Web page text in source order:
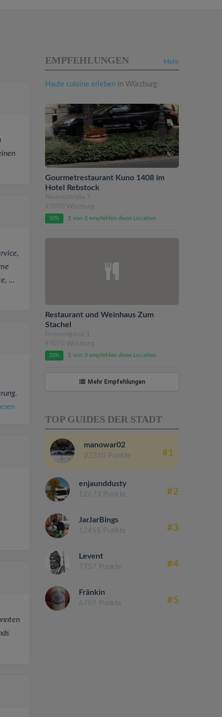
...
Mehr
EMPFEHLUNGEN
Haute cuisine erleben in Würzburg:
Gourmetrestaurant Kuno 1408 im
Hotel Rebstock
Neubaustraße 7
97070 Würzburg
50% 1 von 2 empfehlen diese Location
Restaurant und Weinhaus Zum
Stachel
Gressengasse 1
97070 Würzburg
33% 1 von 3 empfehlen diese Location
Mehr Empfehlungen
TOP GUIDES DER STADT
manowar02
22310 Punkte #1
enjaunddusty
12673 Punkte #2
JarJarBings
12455 Punkte #3
Levent
7757 Punkte #4
Fränkin
6789 Punkte #5